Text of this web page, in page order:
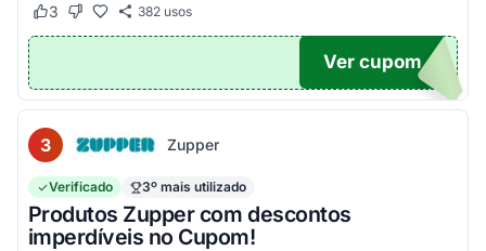
Este cupom funcionou
3 Este cupom não funcionou
382usos
OM25
Ver cupom
3 Zupper
Verificado 3º mais utilizado
Produtos Zupper com descontos
imperdíveis no Cupom!